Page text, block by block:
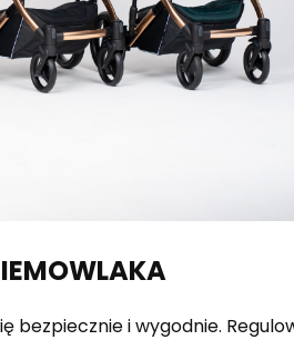
bezpiecznie i wygodnie.